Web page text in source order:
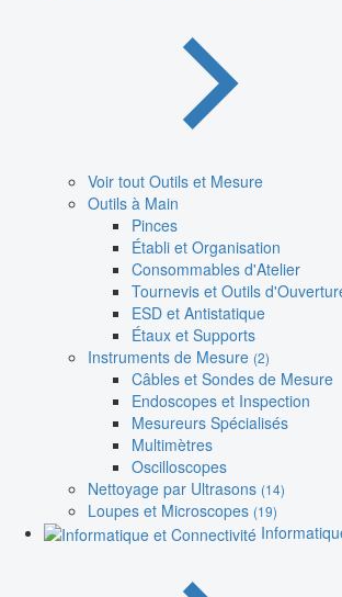
Voir tout Outils et Mesure
Outils à Main
Pinces
Établi et Organisation
Consommables d'Atelier
Tournevis et Outils
ESD et Antistatique
Étaux et Supports
Instruments de Mesure (2)
Câbles et Sondes de Mesure
Endoscopes et Inspection
Mesureurs Spécialisés
Multimètres
Oscilloscopes
Nettoyage par Ultrasons (14)
Loupes et Microscopes (19)